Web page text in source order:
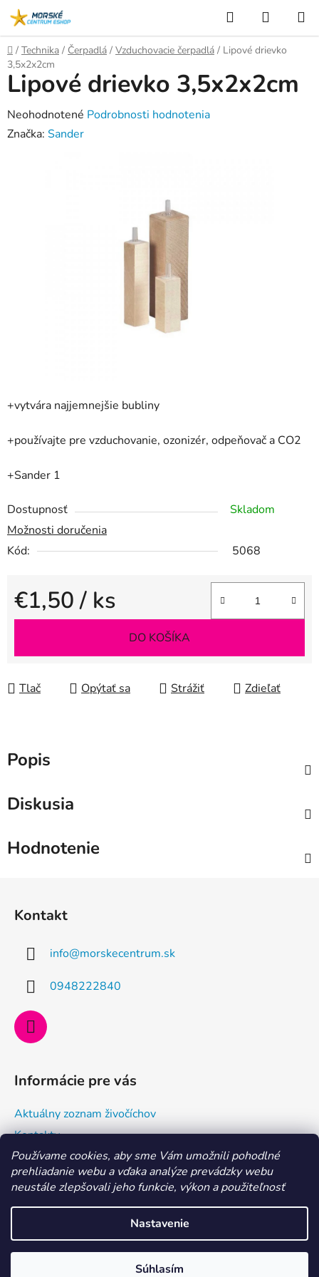
Používame cookies, aby sme Vám umožnili pohodlné
prehliadanie webu a vďaka analýze prevádzky webu
neustále zlepšovali jeho funkcie, výkon a použiteľnosť
Nastavenie
Súhlasím
Prejsť
na
obsah
MILÍ AKVARISTI, aktuálne je dovolenka 29. 7. - 6. 8. 2026.
Hľadať
KOŠÍK
Domov
/ Technika / Čerpadlá / Vzduchovacie čerpadlá / Lipové drievko
3,5x2x2cm
+vytvára najjemnejšie bubliny
+používajte pre vzduchovanie, ozonizér, odpeňovač a CO2
+Sander 1
Dostupnosť
Skladom
Možnosti doručenia
Kód:
5068
€1,50/ ks
Jednotková cena:
DO KOŠÍKA
Tlač Opýtať sa Strážiť Zdieľať
Lipové drievko 3,5x2x2cm
Priemerné
hodnotenie
Neohodnotené Podrobnosti hodnotenia
Značka: Sander
Popis
Diskusia
Hodnotenie
Kontakt
info@morskecentrum.sk
0948222840
Informácie pre vás
Aktuálny zoznam živočíchov
Kontakty
Doprava a ako nakupovať
Všeobecné obchodné podmienky a dodacie podmienky
Vytvoril Shoptet
Morské centrum Eshop